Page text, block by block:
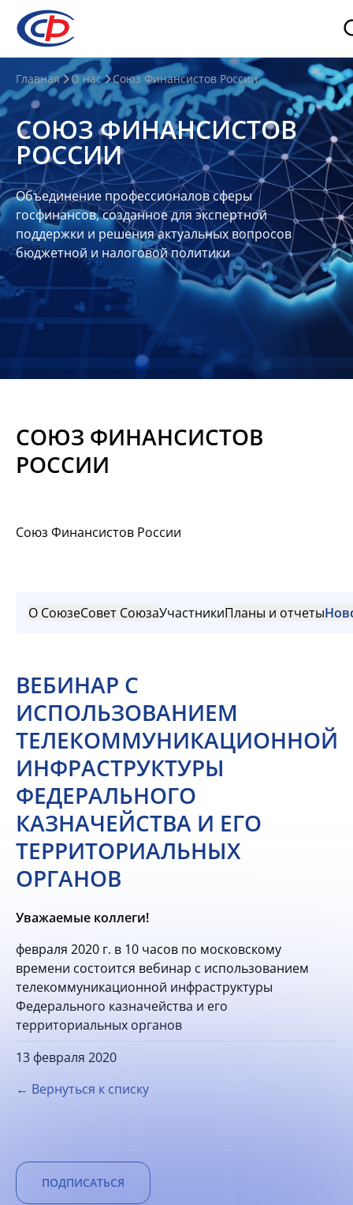
О
нас
О
СФР
Совет
Союза
Участники
Планы
отчеты
Контакты
Материалы
Главная О нас Союз Финансистов России
СОЮЗ ФИНАНСИСТОВ
РОССИИ
Объединение профессионалов сферы
госфинансов, созданное для экспертной
поддержки и решения актуальных вопросов
бюджетной и налоговой политики
СОЮЗ ФИНАНСИСТОВ
РОССИИ
Союз Финансистов России
О СоюзеСовет СоюзаУчастникиПланы и отчеты
ВЕБИНАР С
ИСПОЛЬЗОВАНИЕМ
ТЕЛЕКОММУНИКАЦИОННОЙ
ИНФРАСТРУКТУРЫ
ФЕДЕРАЛЬНОГО
КАЗНАЧЕЙСТВА И ЕГО
ТЕРРИТОРИАЛЬНЫХ
ОРГАНОВ
Уважаемые коллеги!
февраля 2020 г. в 10 часов по московскому
времени состоится вебинар с использованием
телекоммуникационной инфраструктуры
Федерального казначейства и его
территориальных органов
13 февраля 2020
← Вернуться к списку
ПОДПИСАТЬСЯ